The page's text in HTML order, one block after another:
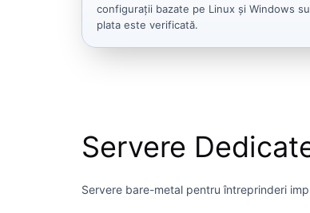
configurații bazate pe Linux și Windows
plata este verificată.
Servere
Servere bare-metal pentru întreprinderi